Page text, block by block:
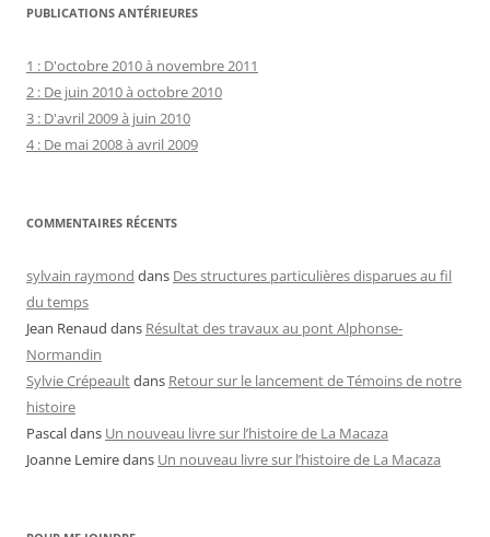
PUBLICATIONS ANTÉRIEURES
1 : D'octobre 2010 à novembre 2011
2 : De juin 2010 à octobre 2010
3 : D'avril 2009 à juin 2010
4 : De mai 2008 à avril 2009
COMMENTAIRES RÉCENTS
sylvain raymond dans Des structures particulières disparues au fil
du temps
Jean Renaud dans Résultat des travaux au pont Alphonse-
Normandin
Sylvie Crépeaultdans Retour sur le lancement de Témoins de notre
histoire
Pascaldans Un nouveau livre sur l’histoire de La Macaza
Joanne Lemiredans Un nouveau livre sur l’histoire de La Macaza